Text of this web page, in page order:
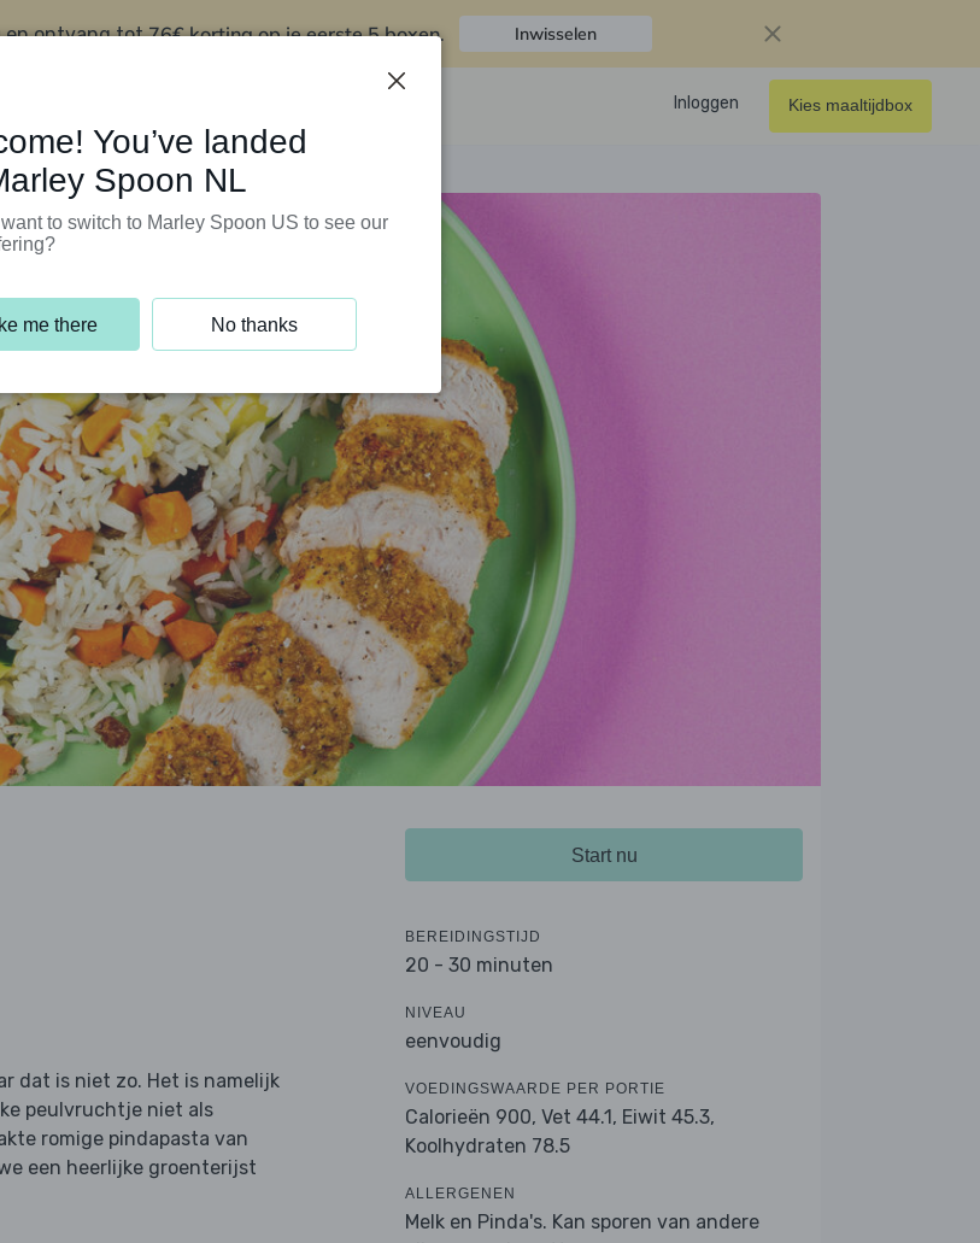
en ontvang tot76€ korting op je eerste 5 boxen. Inwisselen
Inloggen Kies maaltijdbox
dat is niet zo. Het is namelijk
peulvruchtje niet als
romige pindapasta van
een heerlijke groenterijst
Start nu
BEREIDINGSTIJD
20 - 30 minuten
NIVEAU
eenvoudig
VOEDINGSWAARDE PER PORTIE
Calorieën 900, Vet 44.1, Eiwit 45.3,
Koolhydraten 78.5
ALLERGENEN
Melk en Pinda's. Kan sporen van andere
You’ve landed
Spoon NL
to switch to Marley Spoon US to see our
me there No thanks